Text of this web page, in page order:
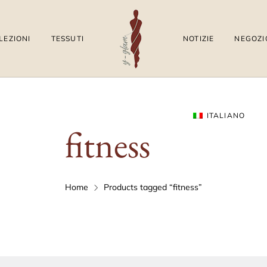
TESSUTI NOTIZIE
ITALIANO
English
fitness
Home Products tagged “fitness”